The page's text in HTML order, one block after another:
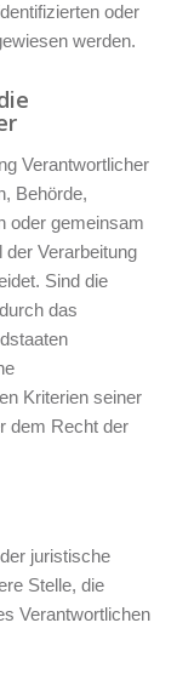
oder
werden.
Verantwortlicher
Behörde,
oder gemeinsam
Verarbeitung
Sind die
das
Kriterien seiner
dem Recht der
juristische
Stelle, die
Verantwortlichen